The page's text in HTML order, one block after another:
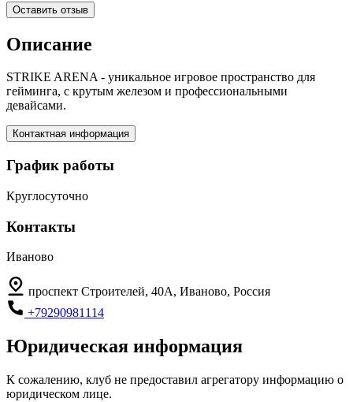
Оставить отзыв
Описание
STRIKE ARENA - уникальное игровое пространство для
гейминга, с крутым железом и профессиональными
девайсами.
Контактная информация
График работы
Круглосуточно
Контакты
Иваново
проспект Строителей, 40А, Иваново, Россия
+79290981114
Юридическая информация
К сожалению, клуб не предоставил агрегатору информацию о
юридическом лице.